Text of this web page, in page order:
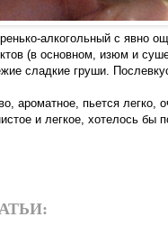
алкогольный с явно
(в основном, изюм и
сладкие груши.
ароматное, пьется легко,
и легкое, хотелось